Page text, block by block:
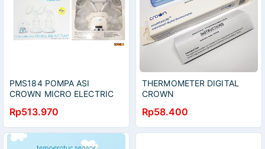
PMS184 POMPA ASI
CROWN MICRO ELECTRIC
CR5338
Rp513.970
THERMOMETER DIGITAL
CROWN
Rp58.400